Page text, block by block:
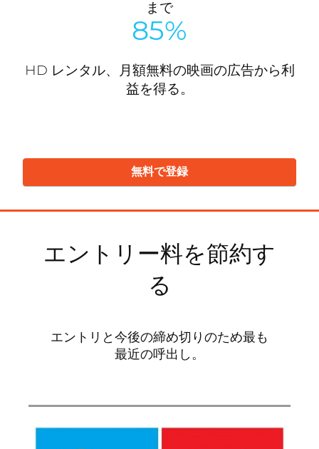
まで
85%
HD レンタル、月額無料の映画の広告から利
益を得る。
無料で登録
エントリー料を節約す
る
エントリと今後の締め切りのため最も
最近の呼出し。